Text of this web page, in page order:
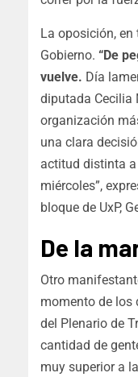
La oposición, en
Gobierno. “De
vuelve. Día
diputada Cecilia
organización
una clara
actitud distinta
miércoles”,
bloque de UxP,
De la
Otro
momento de los
del Plenario de
cantidad de
muy superior a